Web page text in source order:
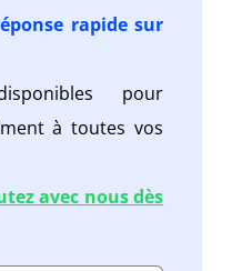
rapide sur
pour
à toutes vos
avec nous dès